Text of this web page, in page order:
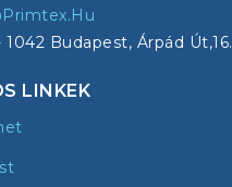
Budapest, Árpád Út,16.
LINKEK